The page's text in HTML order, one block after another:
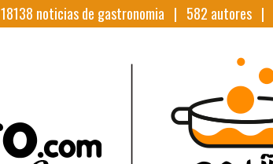
18138 noticias de gastronomia | 582 autores |